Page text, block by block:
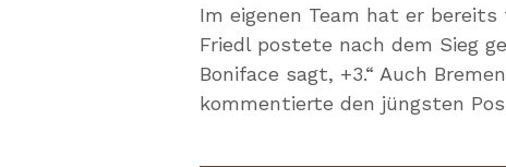
Im eigenen Team hat er
Friedl postete nach dem Sieg
Boniface sagt, +3.“ Auch
kommentierte den jüngsten